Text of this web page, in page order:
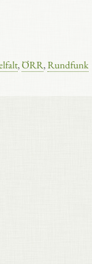
,ÖRR,Rundfunk